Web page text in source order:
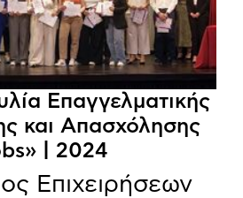
Επαγγελματικής
και Απασχόλησης
| 2024
Επιχειρήσεων